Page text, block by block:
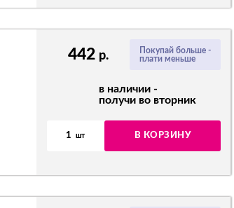
Покупай больше -
плати меньше
442 р.
в наличии -
получи во вторник
1 шт В КОРЗИНУ